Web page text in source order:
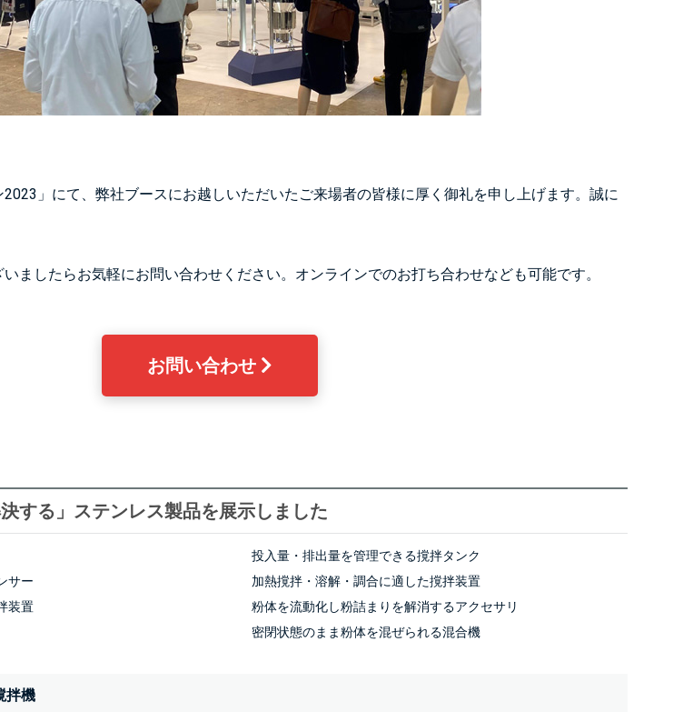
2023」にて、弊社ブースにお越しいただいたご来場者の皆様に厚く御礼を申し上げます。誠に
ましたらお気軽にお問い合わせください。オンラインでのお打ち合わせなども可能です。
お問い合わせ
する」ステンレス製品を展示しました
投入量・排出量を管理できる撹拌タンク
サー
加熱撹拌・溶解・調合に適した撹拌装置
装置
粉体を流動化し粉詰まりを解消するアクセサリ
密閉状態のまま粉体を混ぜられる混合機
拌機